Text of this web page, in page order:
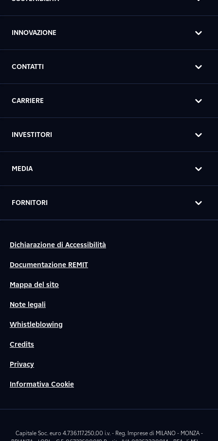
INNOVAZIONE
CONTATTI
CARRIERE
INVESTITORI
MEDIA
FORNITORI
Dichiarazione di Accessibilità
Documentazione REMIT
Mappa del sito
Note legali
Whistleblowing
Credits
Privacy
Informativa Cookie
Capitale Soc. euro 4.736.117.250,00 i.v. - Reg. Imprese di MILANO - MONZA -